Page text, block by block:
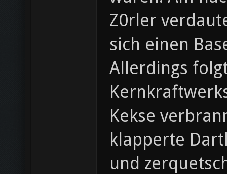
Z0rler
sich einen
Allerdings
Kekse
klapperte
und